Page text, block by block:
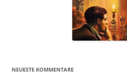
NEUESTE KOMMENTARE